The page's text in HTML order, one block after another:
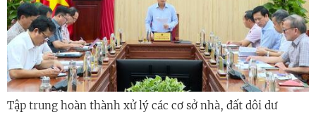
Tập trung hoàn thành xử lý các cơ sở nhà, đất dôi dư